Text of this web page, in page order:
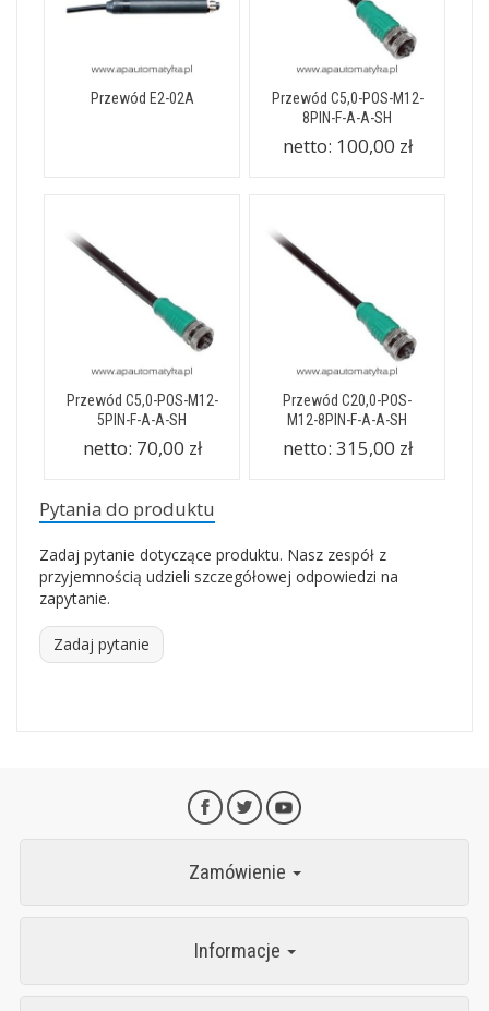
Przewód E2-02A
Przewód C5,0-POS-M12-
8PIN-F-A-A-SH
netto: 100,00 zł
Przewód C5,0-POS-M12-
5PIN-F-A-A-SH
netto: 70,00 zł
Przewód C20,0-POS-
M12-8PIN-F-A-A-SH
netto: 315,00 zł
Pytania do produktu
Zadaj pytanie dotyczące produktu. Nasz zespół z
przyjemnością udzieli szczegółowej odpowiedzi na
zapytanie.
Zadaj pytanie
Zamówienie
Informacje